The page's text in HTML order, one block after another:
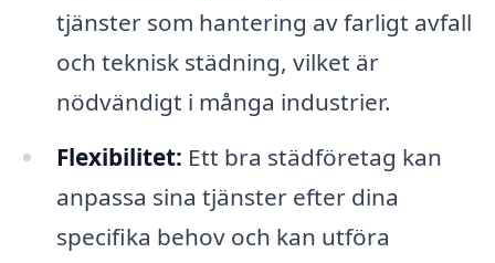
tjänster som hantering av farligt avfall
och teknisk städning, vilket är
nödvändigt i många industrier.
Flexibilitet: Ett bra städföretag kan
anpassa sina tjänster efter dina
specifika behov och kan utföra